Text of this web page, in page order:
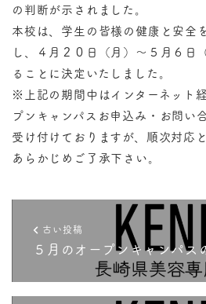
の判断が示されました。
本校は、学生の皆様の健康と安全
し、４月２０日（月）～５月６日
ることに決定いたしました。
※上記の期間中はインターネット
プンキャンパスお申込み・お問い
受け付けておりますが、順次対応
あらかじめご了承下さい。
古い投稿
５月のオープンキャンパス